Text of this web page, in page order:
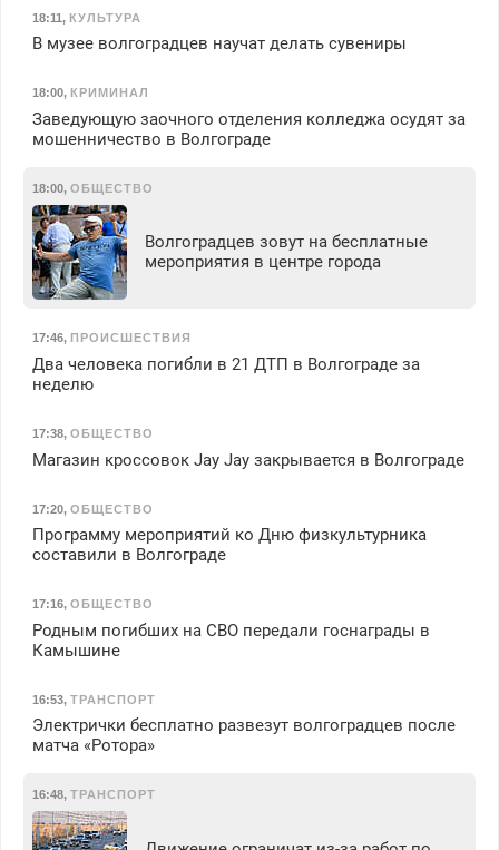
18:11, КУЛЬТУРА
В музее волгоградцев научат делать сувениры
18:00, КРИМИНАЛ
Заведующую заочного отделения колледжа осудят за
мошенничество в Волгограде
18:00, ОБЩЕСТВО
Волгоградцев зовут на бесплатные
мероприятия в центре города
17:46, ПРОИСШЕСТВИЯ
Два человека погибли в 21 ДТП в Волгограде за
неделю
17:38, ОБЩЕСТВО
Магазин кроссовок Jay Jay закрывается в Волгограде
17:20, ОБЩЕСТВО
Программу мероприятий ко Дню физкультурника
составили в Волгограде
17:16, ОБЩЕСТВО
Родным погибших на СВО передали госнаграды в
Камышине
16:53, ТРАНСПОРТ
Электрички бесплатно развезут волгоградцев после
матча «Ротора»
16:48, ТРАНСПОРТ